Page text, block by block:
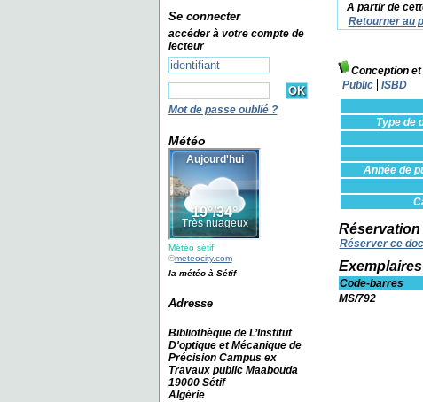
A partir de
Retourner au
Conception
Public
ISBD
Type de
Année de
Réservation
Réserver ce
Exemplaires
Code-barres
MS/792
Se connecter
accéder à votre compte de
lecteur
Mot de passe oublié ?
Météo
Météo sétif
©meteocity.com
la météo à Sétif
Adresse
Bibliothèque de L’Institut
D'optique et Mécanique de
Précision Campus ex
Travaux public Maabouda
19000 Sétif
Algérie